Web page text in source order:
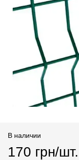
В наличии
170 грн/шт.